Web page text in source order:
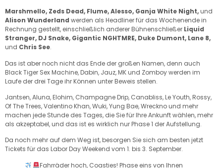
Marshmello, Zeds Dead, Flume, Alesso, Ganja White Night,und
Alison Wunderland werden als Headliner für das Wochenende in
Rechnung gestellt, einschließlich anderer Bühnenschließer Liquid
Stranger, DJ Snake, Gigantic NGHTMRE, Duke Dumont, Lane 8,
und Chris See.
Das ist aber noch nicht das Ende der großen Namen, denn auch
Black Tiger Sex Machine, Dabin, Jauz, MK und Zomboy werden im
Laufe der drei Tage ihr Können unter Beweis stellen.
Jantsen, Aluna, Elohim, Champagne Drip, Canabliss, Le Youth, Rossy,
Of The Trees, Valentino Khan, Wuki, Yung Bae, Wreckno und mehr
machen jede Stunde des Tages, die Sie für Ihre Ankunft wählen, mehr
als akzeptabel, und das ist es wirklich nur Phase 1 der Aufstellung.
Da noch mehr auf dem Weg ist, besorgen Sie sich am besten jetzt
Tickets für das Labor Day Weekend vom 1. bis 3. September.
Fahrräder hoch, Coasties! Phase eins von Ihnen